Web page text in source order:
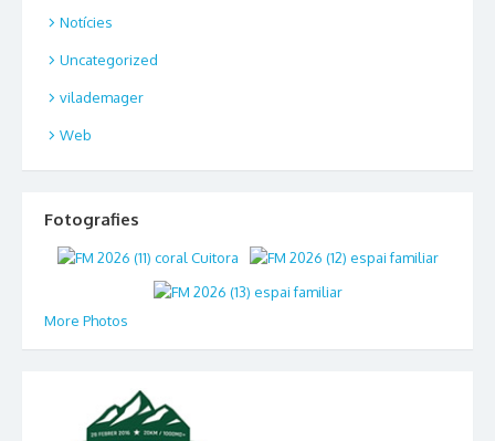
Notícies
Uncategorized
vilademager
Web
Fotografies
More Photos